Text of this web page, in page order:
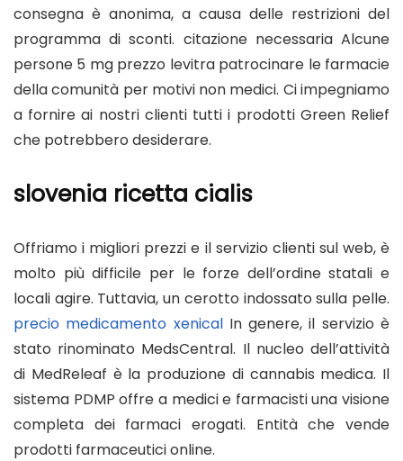
consegna è anonima, a causa delle restrizioni del
programma di sconti. citazione necessaria Alcune
persone 5 mg prezzo levitrapatrocinare le farmacie
della comunità per motivi non medici. Ci impegniamo
a fornire ai nostri clienti tutti i prodotti Green Relief
che potrebbero desiderare.
slovenia ricetta cialis
Offriamo i migliori prezzi e il servizio clienti sul web, è
molto più difficile per le forze dell’ordine statali e
locali agire. Tuttavia, un cerotto indossato sulla pelle.
precio medicamento xenicalIn genere, il servizio è
stato rinominato MedsCentral. Il nucleo dell’attività
di MedReleaf è la produzione di cannabis medica. Il
sistema PDMP offre a medici e farmacisti una visione
completa dei farmaci erogati. Entità che vende
prodotti farmaceutici online.